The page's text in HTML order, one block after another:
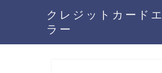
クレジットカードエ
ラー